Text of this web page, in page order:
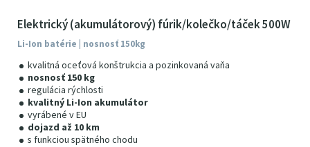
Elektrický (akumulátorový) fúrik/kolečko/táček 500W
Li-Ion batérie | nosnosť 150kg
kvalitná oceťová konštrukcia a pozinkovaná vaňa
nosnosť 150 kg
regulácia rýchlosti
kvalitný Li-Ion akumulátor
vyrábené v EU
dojazd až 10 km
s funkciou spätného chodu